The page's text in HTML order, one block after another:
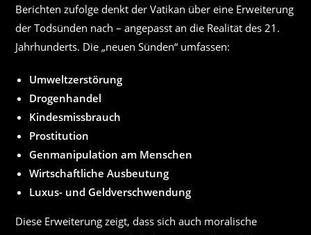
Berichten zufolge denkt der Vatikan über eine Erweiterung
der Todsünden nach – angepasst an die Realität des 21.
Jahrhunderts. Die „neuen Sünden“ umfassen:
Umweltzerstörung
Drogenhandel
Kindesmissbrauch
Prostitution
Genmanipulation am Menschen
Wirtschaftliche Ausbeutung
Luxus- und Geldverschwendung
Diese Erweiterung zeigt, dass sich auch moralische